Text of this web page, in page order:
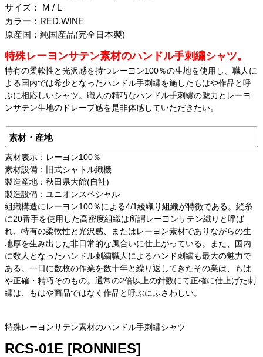
サイズ： M / L
カラー：RED.WINE
原産国：純国産品(完全日本製)
特殊レーヨンサテン素材のハンドル手刺繍シャツ。
特有の柔軟性と光沢感を持つレーヨン100％の生地を使用し、職人に
よる国内では希少となったハンドル手刺繍を施したもはや作品と呼
ぶに相応しいシャツ。職人の精巧なハンドル手刺繡の魅力とレーヨ
ンサテン生地のドレープ感を是非体感していただきたい。
素材・産地
素材表示：レーヨン100％
素材設備：旧式シャトル織機
製造産地：秋田県大館(自社)
製造設備：ユニオンスペシャル
組織構造にレーヨン100％による4/1綾織り組織が特徴である。縦糸
に20番手を使用した高密度組織は所謂レーヨンサテン織りと呼ば
れ、特有の柔軟性と光沢感、またはレーヨン素材でありながらの生
地厚を生み出した非日常的な風合いに仕上がっている。また、国内
に数人となったハンドル刺繍職人によるハンド刺繍も最大の魅力で
ある。一日に数枚の作業を数十年と繰り返してきたその業は、もは
や正確・精巧そのもの。通常の2倍以上の針数にて正確に仕上げた刺
繍は、もはや商品ではなく作品と呼ぶにふさわしい。
特殊レーヨンサテン素材のハンドル手刺繍シャツ
RCS-01E [RONNIES]